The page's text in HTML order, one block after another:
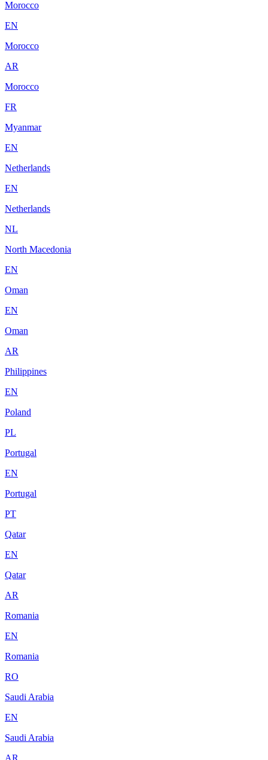
Morocco
EN
Morocco
AR
Morocco
FR
Myanmar
EN
Netherlands
EN
Netherlands
NL
North Macedonia
EN
Oman
EN
Oman
AR
Philippines
EN
Poland
PL
Portugal
EN
Portugal
PT
Qatar
EN
Qatar
AR
Romania
EN
Romania
RO
Saudi Arabia
EN
Saudi Arabia